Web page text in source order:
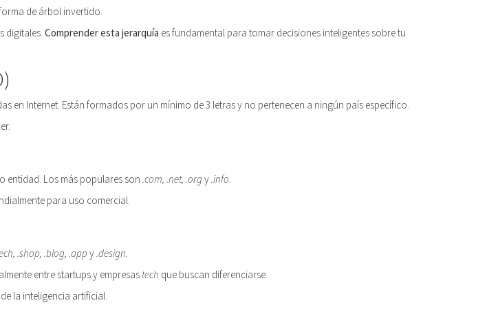
de árbol invertido.
digitales. Comprender esta jerarquía es fundamental para tomar decisiones inteligentes sobre tu
en Internet. Están formados por un mínimo de 3 letras y no pertenecen a ningún país específico.
entidad. Los más populares son .com, .net, .org y.info.
para uso comercial.
.shop, .blog, .appy.design.
entre startups y empresas tech que buscan diferenciarse.
la inteligencia artificial.